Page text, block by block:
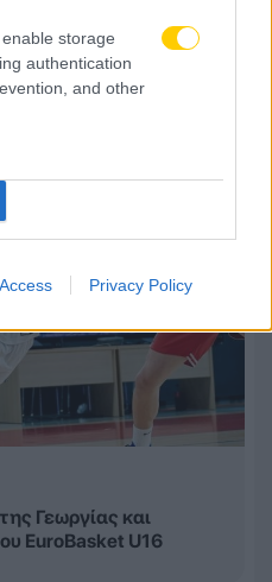
storage
authentication
and other
Privacy Policy
Γεωργίας και
EuroBasket U16